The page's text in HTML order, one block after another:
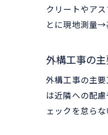
クリートやア
とに現地測量→
外構工事の
外構工事の主
は近隣への配
ェックを怠ら